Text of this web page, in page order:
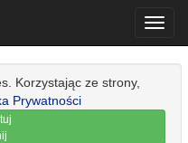
Korzystając ze strony,
Prywatności